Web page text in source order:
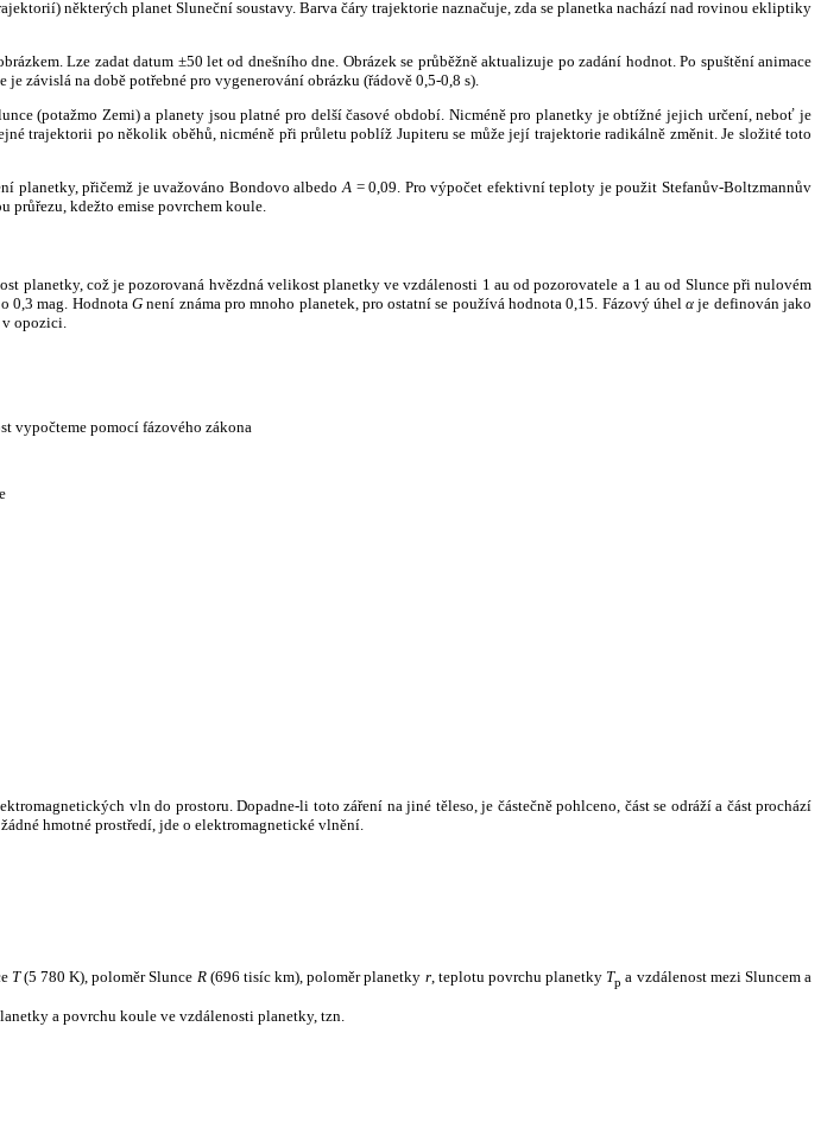
některých planet Sluneční soustavy. Barva čáry trajektorie naznačuje, zda se planetka nachází nad rovinou ekliptiky
Lze zadat datum ±50 let od dnešního dne. Obrázek se průběžně aktualizuje po zadání hodnot. Po spuštění animace
závislá na době potřebné pro vygenerování obrázku (řádově 0,5-0,8 s).
(potažmo Zemi) a planety jsou platné pro delší časové období. Nicméně pro planetky je obtížné jejich určení, neboť je
trajektorii po několik oběhů, nicméně při průletu poblíž Jupiteru se může její trajektorie radikálně změnit. Je složité toto
planetky, přičemž je uvažováno Bondovo albedo A = 0,09. Pro výpočet efektivní teploty je použit Stefanův-Boltzmannův
kdežto emise povrchem koule.
planetky, což je pozorovaná hvězdná velikost planetky ve vzdálenosti 1 au od pozorovatele a 1 au od Slunce při nulovém
0,3 mag. HodnotaG není známa pro mnoho planetek, pro ostatní se používá hodnota 0,15. Fázový úhelα je definován jako
v opozici.
vypočteme pomocí fázového zákona
vln do prostoru. Dopadne-li toto záření na jiné těleso, je částečně pohlceno, část se odráží a část prochází
hmotné prostředí, jde o elektromagnetické vlnění.
T(5 780 K), poloměr Slunce R(696 tisíc km), poloměr planetky r, teplotu povrchu planetky Tp a vzdálenost mezi Sluncem a
a povrchu koule ve vzdálenosti planetky, tzn.